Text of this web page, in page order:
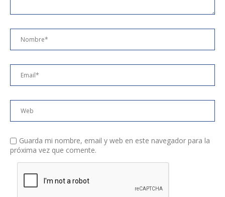
Guarda mi nombre, email y web en este navegador para la
próxima vez que comente.